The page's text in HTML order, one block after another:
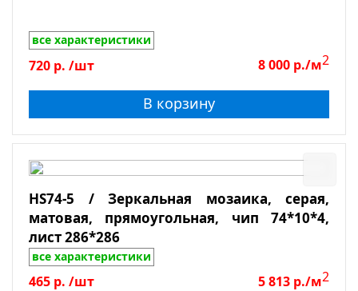
все характеристики
720 р. /шт 8 000 р./м2
В корзину
HS74-5 / Зеркальная мозаика, серая,
матовая, прямоугольная, чип 74*10*4,
лист 286*286
все характеристики
465 р. /шт 5 813 р./м2